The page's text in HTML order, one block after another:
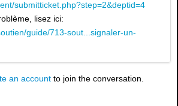
submitticket.php?step=2&deptid=4
lisez ici:
guide/713-sout...signaler-un-
an account to join the conversation.